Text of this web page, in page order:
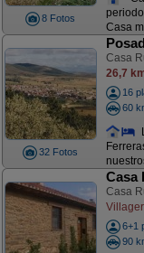
8 Fotos
Casa
32 Fotos
Casa
26,7
16
60
Casa
Casa
6+1
90